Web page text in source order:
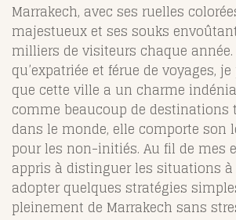
Marrakech, avec ses ruelles
majestueux et ses souks
milliers de visiteurs chaque
qu’expatriée et férue de voyages,
que cette ville a un charme
comme beaucoup de destinations
dans le monde, elle comporte son
pour les non-initiés. Au fil de mes
appris à distinguer les situations
adopter quelques stratégies
pleinement de Marrakech sans